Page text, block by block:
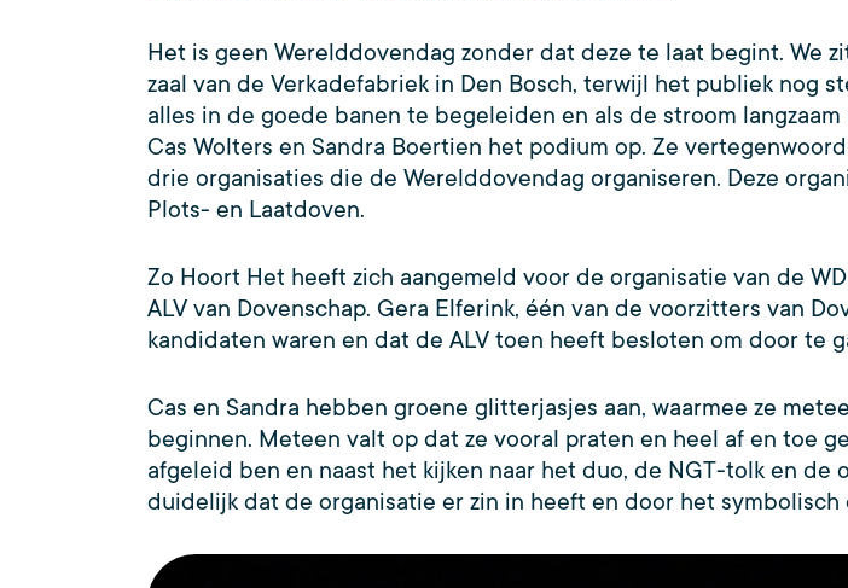
Het is geen Werelddovendag zonder dat deze te laat begint. We
zaal van de Verkadefabriek in Den Bosch, terwijl het publiek nog
alles in de goede banen te begeleiden en als de stroom
Cas Wolters en Sandra Boertien het podium op. Ze
drie organisaties die de Werelddovendag organiseren. Deze
Plots- en Laatdoven.
Zo Hoort Het heeft zich aangemeld voor de organisatie van de
ALV van Dovenschap. Gera Elferink, één van de voorzitters van
kandidaten waren en dat de ALV toen heeft besloten om door te
Cas en Sandra hebben groene glitterjasjes aan, waarmee ze
beginnen. Meteen valt op dat ze vooral praten en heel af en toe
afgeleid ben en naast het kijken naar het duo, de NGT-tolk en
duidelijk dat de organisatie er zin in heeft en door het